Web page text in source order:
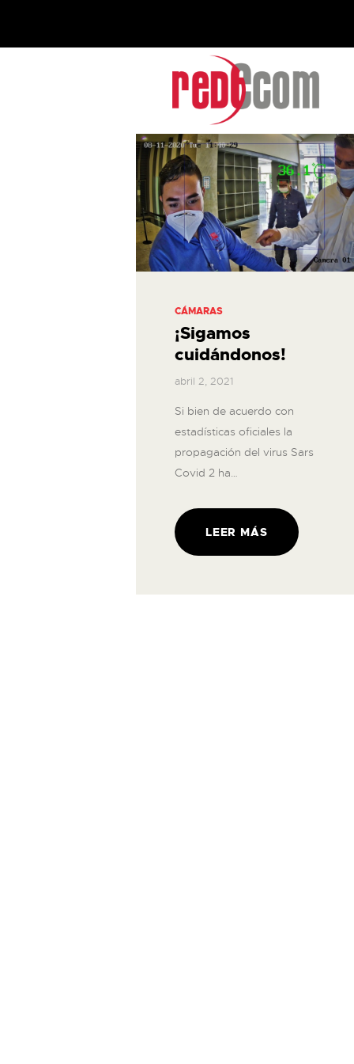
CÁMARAS
¡Sigamos
cuidándonos!
abril 2, 2021
Si bien de acuerdo con
estadísticas oficiales la
propagación del virus Sars
Covid 2 ha…
LEER MÁS